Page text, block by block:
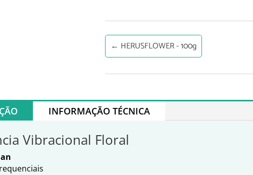
← HERUSFLOWER - 100g
INFORMAÇÃO TÉCNICA
Vibracional Floral